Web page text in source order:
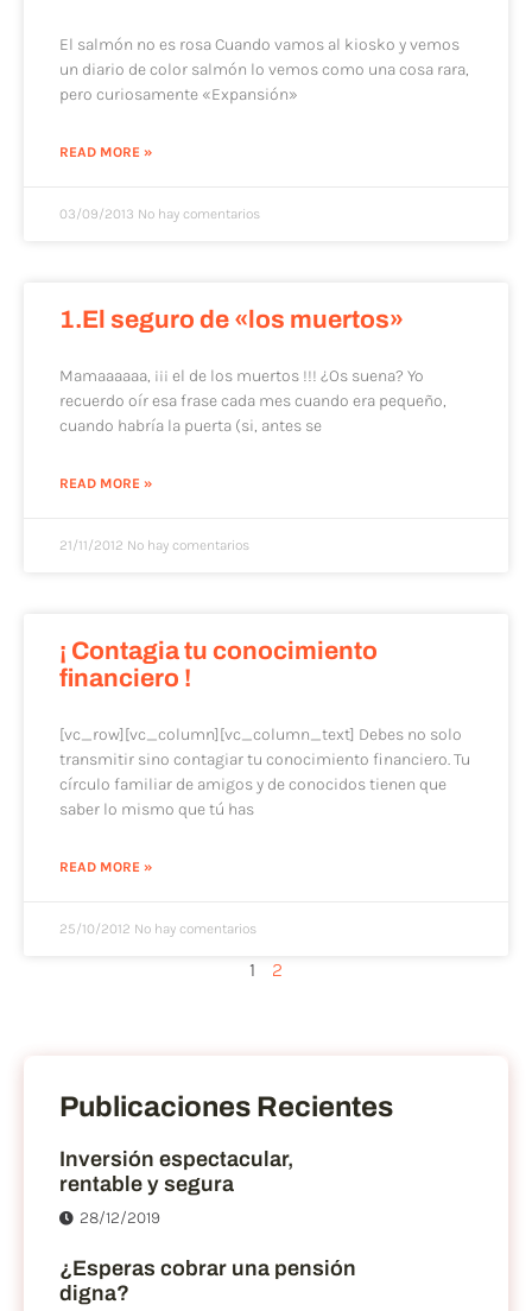
El salmón no es rosa Cuando vamos al kiosko y vemos
un diario de color salmón lo vemos como una cosa rara,
pero curiosamente «Expansión»
READ MORE »
03/09/2013 No hay comentarios
1.El seguro de «los muertos»
Mamaaaaaa, ¡¡¡ el de los muertos !!! ¿Os suena? Yo
recuerdo oír esa frase cada mes cuando era pequeño,
cuando habría la puerta (si, antes se
READ MORE »
21/11/2012 No hay comentarios
¡ Contagia tu conocimiento
financiero !
[vc_row][vc_column][vc_column_text] Debes no solo
transmitir sino contagiar tu conocimiento financiero. Tu
círculo familiar de amigos y de conocidos tienen que
saber lo mismo que tú has
READ MORE »
25/10/2012 No hay comentarios
1 2
Publicaciones Recientes
Inversión espectacular,
rentable y segura
28/12/2019
¿Esperas cobrar una pensión
digna?